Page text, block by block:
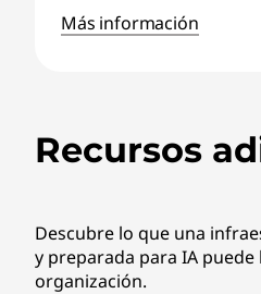
Más información
Recursos
Descubre lo que una
y preparada para IA
organización.